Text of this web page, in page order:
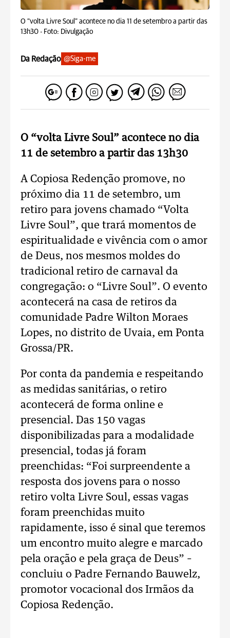
O “volta Livre Soul” acontece no dia 11 de setembro a partir das
13h30 - Foto: Divulgação
Da Redação @Siga-me
O “volta Livre Soul” acontece no dia
11 de setembro a partir das 13h30
A Copiosa Redenção promove, no
próximo dia 11 de setembro, um
retiro para jovens chamado “Volta
Livre Soul”, que trará momentos de
espiritualidade e vivência com o amor
de Deus, nos mesmos moldes do
tradicional retiro de carnaval da
congregação: o “Livre Soul”. O evento
acontecerá na casa de retiros da
comunidade Padre Wilton Moraes
Lopes, no distrito de Uvaia, em Ponta
Grossa/PR.
Por conta da pandemia e respeitando
as medidas sanitárias, o retiro
acontecerá de forma online e
presencial. Das 150 vagas
disponibilizadas para a modalidade
presencial, todas já foram
preenchidas: “Foi surpreendente a
resposta dos jovens para o nosso
retiro volta Livre Soul, essas vagas
foram preenchidas muito
rapidamente, isso é sinal que teremos
um encontro muito alegre e marcado
pela oração e pela graça de Deus” –
concluiu o Padre Fernando Bauwelz,
promotor vocacional dos Irmãos da
Copiosa Redenção.